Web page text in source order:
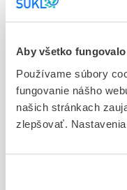
Aby všetko
Používame súbory
fungovanie nášho
našich stránkach
zlepšovať.
L04AC07
Podrobnosti o lieku
Exspirácia
24